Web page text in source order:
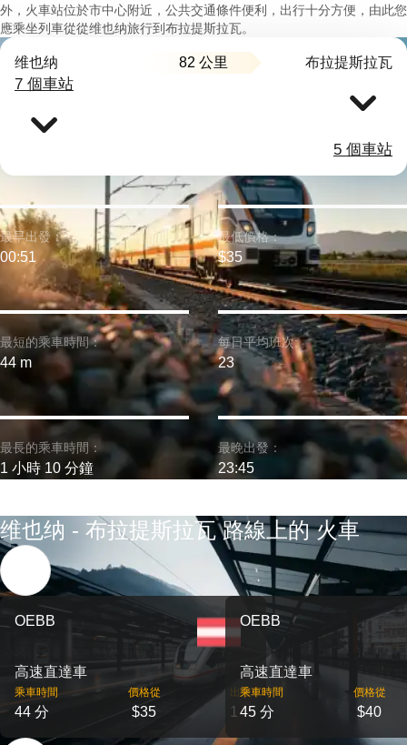
外，火車站位於市中心附近，公共交通條件便利，出行十分方便，由此您
應乘坐列車從從维也纳旅行到布拉提斯拉瓦。
维也纳 82 公里 布拉提斯拉瓦
7 個車站
5 個車站
最短的乘車時間：
44 m
最早出發：
00:51
最長的乘車時間：
1 小時 10 分鐘
最低價格：
$35
每日平均班次:
23
最晚出發：
23:45
维也纳 - 布拉提斯拉瓦 路線上的 火車
OEBB
高速直達車
乘車時間
44 分
價格從
$35
出發
1
OEBB
高速直達車
乘車時間
45 分
價格從
$40